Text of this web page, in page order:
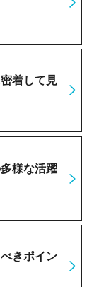
着して見
様な活躍
きポイン